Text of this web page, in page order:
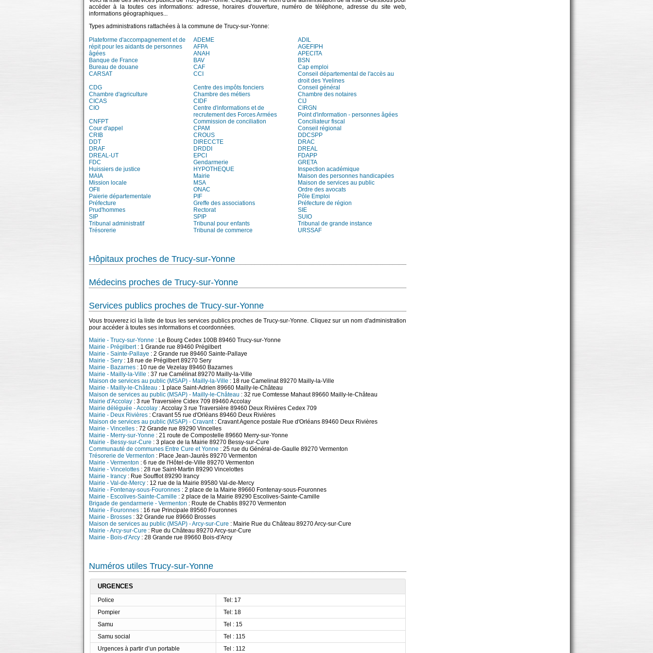
accéder à la toutes ces informations: adresse, horaires d'ouverture, numéro de téléphone, adresse du site web,
informations géographiques...
Types administrations rattachées à la commune de Trucy-sur-Yonne:
Plateforme d'accompagnement et de
répit pour les aidants de personnes
âgées
ADEME
ADIL
AFPA
AGEFIPH
ANAH
APECITA
Banque de France
BAV
BSN
Bureau de douane
CAF
Cap emploi
CARSAT
CCI
Conseil départemental de l'accès au
droit des Yvelines
CDG
Centre des impôts fonciers
Conseil général
Chambre d'agriculture
Chambre des métiers
Chambre des notaires
CICAS
CIDF
CIJ
CIO
Centre d'informations et de
recrutement des Forces Armées
CIRGN
Point d'information - personnes âgées
CNFPT
Commission de conciliation
Conciliateur fiscal
Cour d'appel
CPAM
Conseil régional
CRIB
CROUS
DDCSPP
DDT
DIRECCTE
DRAC
DRAF
DRDDI
DREAL
DREAL-UT
EPCI
FDAPP
FDC
Gendarmerie
GRETA
Huissiers de justice
HYPOTHEQUE
Inspection académique
MAIA
Mairie
Maison des personnes handicapées
Mission locale
MSA
Maison de services au public
OFII
ONAC
Ordre des avocats
Paierie départementale
PIF
Pôle Emploi
Préfecture
Greffe des associations
Préfecture de région
Prud'hommes
Rectorat
SIE
SIP
SPIP
SUIO
Tribunal administratif
Tribunal pour enfants
Tribunal de grande instance
Trésorerie
Tribunal de commerce URSSAF
Hôpitaux proches de Trucy-sur-Yonne
Médecins proches de Trucy-sur-Yonne
Services publics proches de Trucy-sur-Yonne
Vous trouverez ici la liste de tous les services publics proches de Trucy-sur-Yonne. Cliquez sur un nom d'administration
pour accéder à toutes ses informations et coordonnées.
Mairie - Trucy-sur-Yonne : Le Bourg Cedex 100B 89460 Trucy-sur-Yonne
Mairie - Prégilbert: 1 Grande rue 89460 Prégilbert
Mairie - Sainte-Pallaye : 2 Grande rue 89460 Sainte-Pallaye
Mairie - Sery : 18 rue de Prégilbert 89270 Sery
Mairie - Bazarnes : 10 rue de Vezelay 89460 Bazarnes
Mairie - Mailly-la-Ville : 37 rue Camélinat 89270 Mailly-la-Ville
Maison de services au public (MSAP) - Mailly-la-Ville : 18 rue Camelinat 89270 Mailly-la-Ville
Mairie - Mailly-le-Château : 1 place Saint-Adrien 89660 Mailly-le-Château
Maison de services au public (MSAP) - Mailly-le-Château : 32 rue Comtesse Mahaut 89660 Mailly-le-Château
Mairie d'Accolay : 3 rue Traversière Cidex 709 89460 Accolay
Mairie déléguée - Accolay : Accolay 3 rue Traversière 89460 Deux Rivières Cedex 709
Mairie - Deux Rivières : Cravant 55 rue d'Orléans 89460 Deux Rivières
Maison de services au public (MSAP) - Cravant: Cravant Agence postale Rue d'Orléans 89460 Deux Rivières
Mairie - Vincelles : 72 Grande rue 89290 Vincelles
Mairie - Merry-sur-Yonne : 21 route de Compostelle 89660 Merry-sur-Yonne
Mairie - Bessy-sur-Cure : 3 place de la Mairie 89270 Bessy-sur-Cure
Communauté de communes Entre Cure et Yonne : 25 rue du Général-de-Gaulle 89270 Vermenton
Trésorerie de Vermenton : Place Jean-Jaurès 89270 Vermenton
Mairie - Vermenton : 6 rue de l'Hôtel-de-Ville 89270 Vermenton
Mairie - Vincelottes : 28 rue Saint-Martin 89290 Vincelottes
Mairie - Irancy : Rue Soufflot 89290 Irancy
Mairie - Val-de-Mercy : 12 rue de la Mairie 89580 Val-de-Mercy
Mairie - Fontenay-sous-Fouronnes : 2 place de la Mairie 89660 Fontenay-sous-Fouronnes
Mairie - Escolives-Sainte-Camille : 2 place de la Mairie 89290 Escolives-Sainte-Camille
Brigade de gendarmerie - Vermenton : Route de Chablis 89270 Vermenton
Mairie - Fouronnes : 16 rue Principale 89560 Fouronnes
Mairie - Brosses : 32 Grande rue 89660 Brosses
Maison de services au public (MSAP) - Arcy-sur-Cure : Mairie Rue du Château 89270 Arcy-sur-Cure
Mairie - Arcy-sur-Cure : Rue du Château 89270 Arcy-sur-Cure
Mairie - Bois-d'Arcy : 28 Grande rue 89660 Bois-d'Arcy
Numéros utiles Trucy-sur-Yonne
URGENCES
Police
Tel: 17
Pompier
Tel: 18
Samu
Tel : 15
Samu social
Tel : 115
Urgences à partir d’un portable
Tel : 112